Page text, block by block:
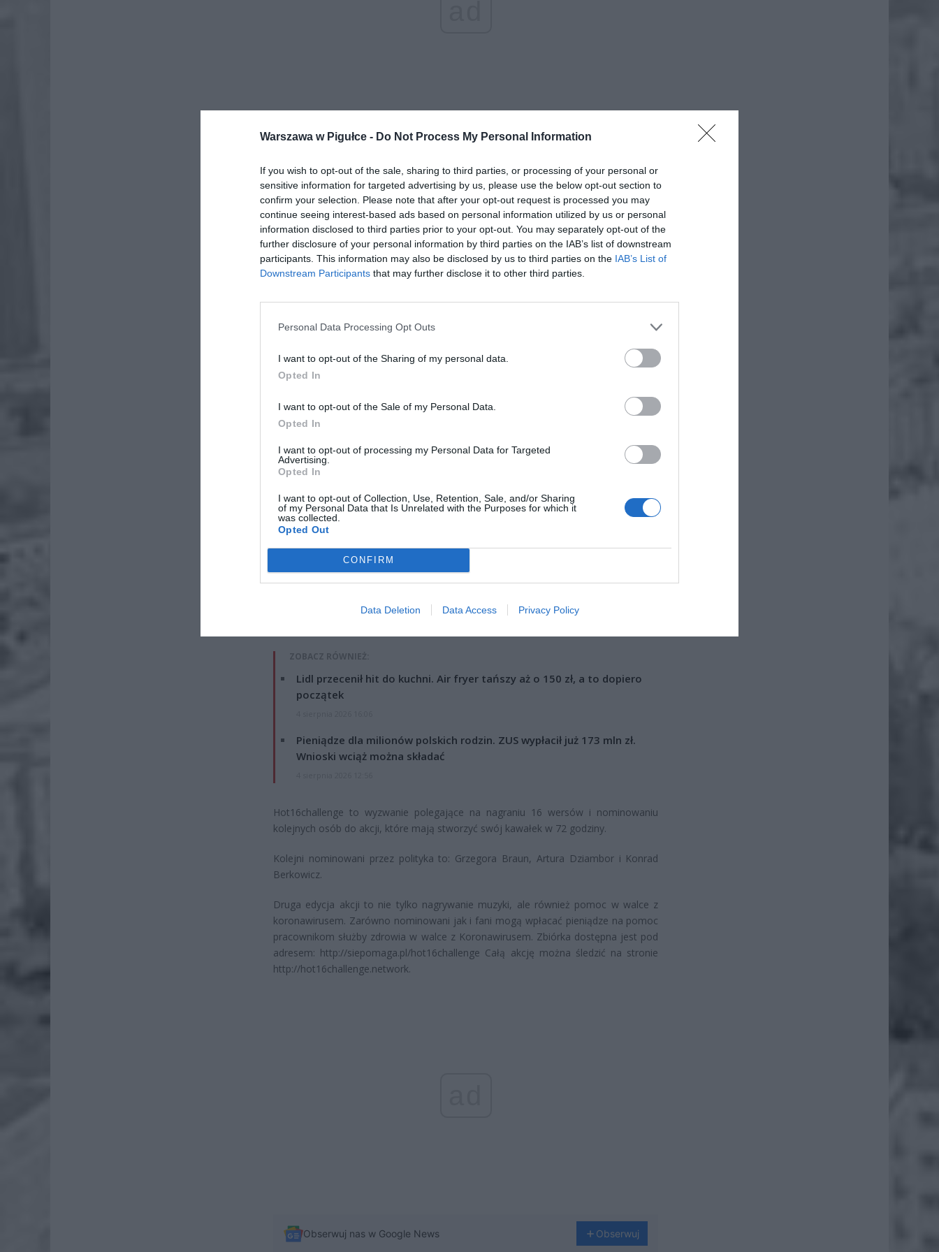
Warszawa w Pigułce - Do Not Process My Personal Information
If you wish to opt-out of the sale, sharing to third parties, or processing of your personal or
sensitive information for targeted advertising by us, please use the below opt-out section to
confirm your selection. Please note that after your opt-out request is processed you may
continue seeing interest-based ads based on personal information utilized by us or personal
information disclosed to third parties prior to your opt-out. You may separately opt-out of the
further disclosure of your personal information by third parties on the IAB’s list of downstream
participants. This information may also be disclosed by us to third parties on the IAB’s List of
Downstream Participants that may further disclose it to other third parties.
Personal Data Processing Opt Outs
I want to opt-out of the Sharing of my personal data.
Opted In
I want to opt-out of the Sale of my Personal Data.
Opted In
I want to opt-out of processing my Personal Data for Targeted
Advertising.
Opted In
I want to opt-out of Collection, Use, Retention, Sale, and/or Sharing
of my Personal Data that Is Unrelated with the Purposes for which it
was collected.
Opted Out
CONFIRM
Data Deletion Data Access Privacy Policy
ZOBACZ RÓWNIEŻ:
Lidl przecenił hit do kuchni. Air fryer tańszy aż o 150 zł, a to dopiero
początek
Pieniądze dla milionów polskich rodzin. ZUS wypłacił już 173 mln zł.
Wnioski wciąż można składać
Hot16challenge to wyzwanie polegające na nagraniu 16 wersów i nominowaniu
kolejnych osób do akcji, które mają stworzyć swój kawałek w 72 godziny.
Kolejni nominowani przez polityka to: Grzegora Braun, Artura Dziambor i Konrad
Berkowicz.
Druga edycja akcji to nie tylko nagrywanie muzyki, ale również pomoc w walce z
koronawirusem. Zarówno nominowani jak i fani mogą wpłacać pieniądze na pomoc
pracownikom służby zdrowia w walce z Koronawirusem. Zbiórka dostępna jest pod
adresem: http://siepomaga.pl/hot16challenge Całą akcję można śledzić na stronie
http://hot16challenge.network.
Obserwuj nas w Google News Obserwuj